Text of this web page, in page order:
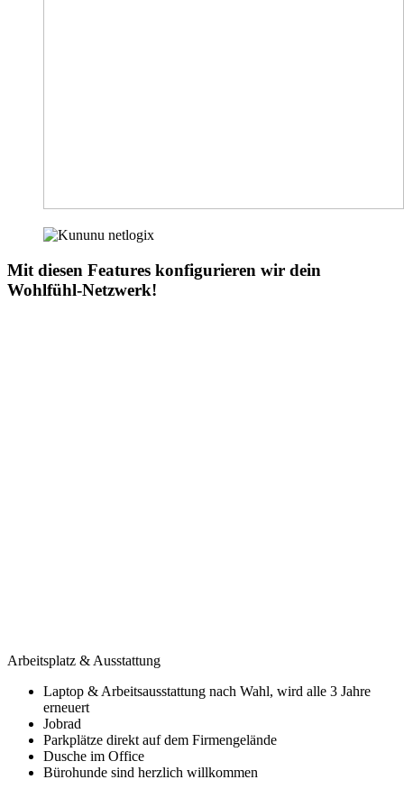
Mit diesen Features konfigurieren wir dein
Wohlfühl-Netzwerk!
Arbeitsplatz & Ausstattung
Laptop & Arbeitsausstattung nach Wahl, wird alle 3 Jahre
erneuert
Jobrad
Parkplätze direkt auf dem Firmengelände
Dusche im Office
Bürohunde sind herzlich willkommen